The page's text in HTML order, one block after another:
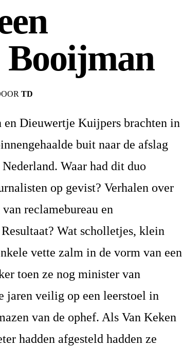
Booijman
TD
en Dieuwertje Kuijpers brachten in
buit naar de afslag
Waar had dit duo
op gevist? Verhalen over
reclamebureau en
Wat scholletjes, klein
vette zalm in de vorm van een
toen ze nog minister van
jaren veilig op een leerstoel in
van de ophef. Als Van Keken
hadden afgesteld hadden ze